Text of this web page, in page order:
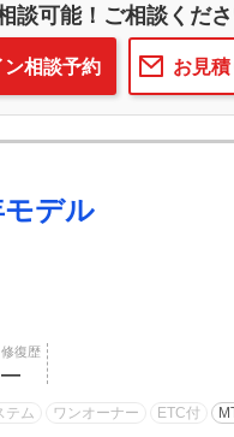
談可能！ご相談くだ
お見
相談予約
デル
修復歴
―
テム ワンオーナー ETC付